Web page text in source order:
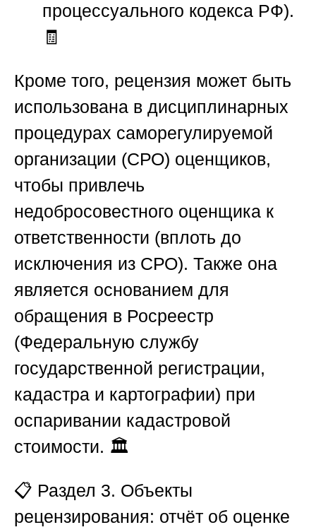
процессуального кодекса РФ).
🧾
Кроме того, рецензия может быть
использована в дисциплинарных
процедурах саморегулируемой
организации (СРО) оценщиков,
чтобы привлечь
недобросовестного оценщика к
ответственности (вплоть до
исключения из СРО). Также она
является основанием для
обращения в Росреестр
(Федеральную службу
государственной регистрации,
кадастра и картографии) при
оспаривании кадастровой
стоимости. 🏛️
📋 Раздел 3. Объекты
рецензирования: отчёт об оценке